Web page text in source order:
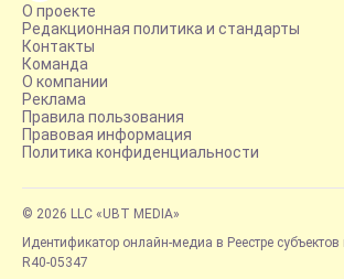
О проекте
Редакционная политика и стандарты
Контакты
Команда
О компании
Реклама
Правила пользования
Правовая информация
Политика конфиденциальности
© 2026 LLC «UBT MEDIA»
Идентификатор онлайн-медиа в Реестре
R40-05347